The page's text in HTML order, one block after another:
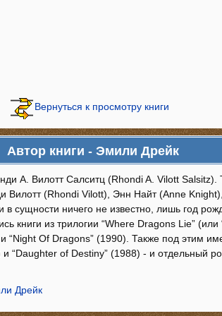
Вернуться к просмотру книги
Автор книги - Эмили Дрейк
А. Вилотт Салситц (Rhondi A. Vilott Salsitz).
Вилотт (Rhondi Vilott), Энн Найт (Anne
в сущности ничего не известно, лишь год
книги из трилогии “Where Dragons Lie”
“Night Of Dragons” (1990). Также под этим
“Daughter of Destiny” (1988) - и отдельный
Дрейк